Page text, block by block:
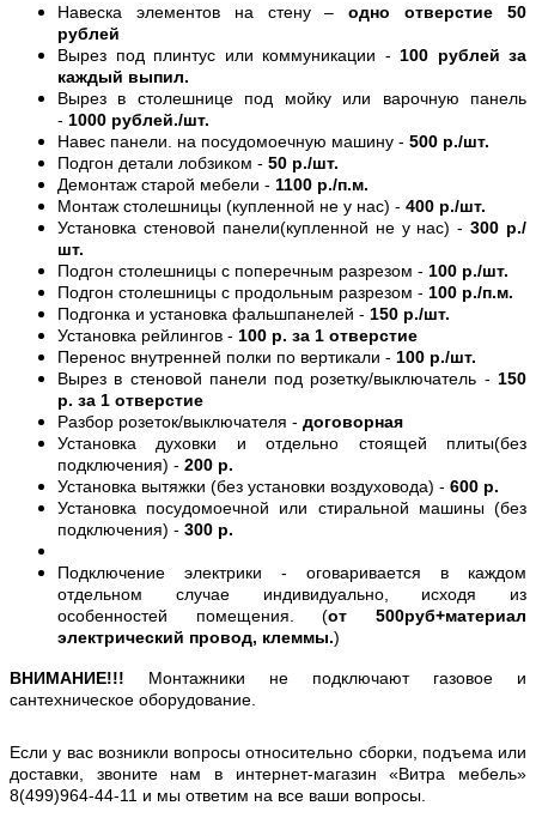
Навеска элементов на стену –одно отверстие 50
рублей
Вырез под плинтус или коммуникации - 100 рублей за
каждый выпил.
Вырез в столешнице под мойку или варочную панель
- 1000 рублей./шт.
Навес панели. на посудомоечную машину - 500 р./шт.
Подгон детали лобзиком - 50 р./шт.
Демонтаж старой мебели - 1100 р./п.м.
Монтаж столешницы (купленной не у нас) - 400 р./шт.
Установка стеновой панели(купленной не у нас) -300 р./
шт.
Подгон столешницы с поперечным разрезом - 100 р./шт.
Подгон столешницы с продольным разрезом - 100 р./п.м.
Подгонка и установка фальшпанелей - 150 р./шт.
Установка рейлингов - 100 р. за 1 отверстие
Перенос внутренней полки по вертикали - 100 р./шт.
Вырез в стеновой панели под розетку/выключатель - 150
р. за 1 отверстие
Разбор розеток/выключателя - договорная
Установка духовки и отдельно стоящей плиты(без
подключения) - 200 р.
Установка вытяжки (без установки воздуховода) - 600 р.
Установка посудомоечной или стиральной машины (без
подключения) - 300 р.
Подключение электрики - оговаривается в каждом
отдельном случае индивидуально, исходя из
особенностей помещения. (от 500руб+материал
электрический провод, клеммы.)
ВНИМАНИЕ!!! Монтажники не подключают газовое и
сантехническое оборудование.
Если у вас возникли вопросы относительно сборки, подъема или
доставки, звоните нам в интернет-магазин «Витра мебель»
8(499)964-44-11 и мы ответим на все ваши вопросы.